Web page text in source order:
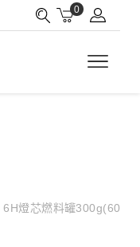
0
6H燈芯燃料罐300g(60